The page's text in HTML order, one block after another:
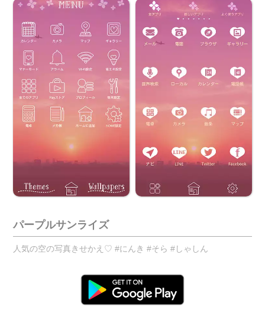
パープルサンライズ
人気の空の写真きせかえ♡ #にんき #そら #しゃしん